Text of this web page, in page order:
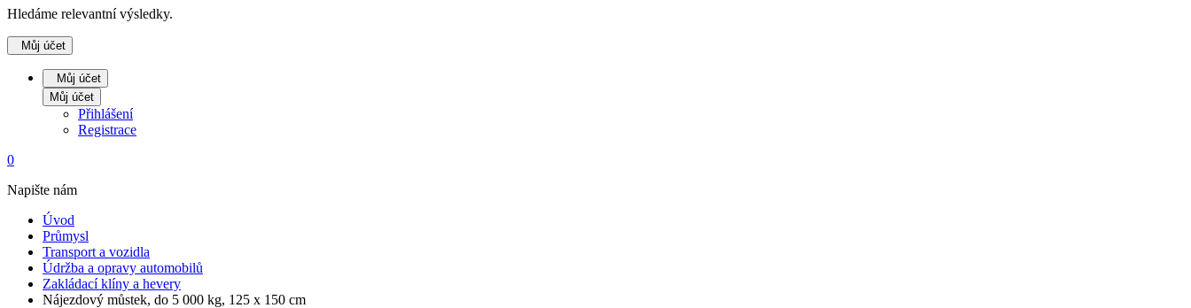
Hledáme relevantní výsledky.
Můj účet
Můj účet
Můj účet
Přihlášení
Registrace
0
Napište nám
Úvod
Průmysl
Transport a vozidla
Údržba a opravy automobilů
Zakládací klíny a hevery
Nájezdový můstek, do 5 000 kg, 125 x 150 cm